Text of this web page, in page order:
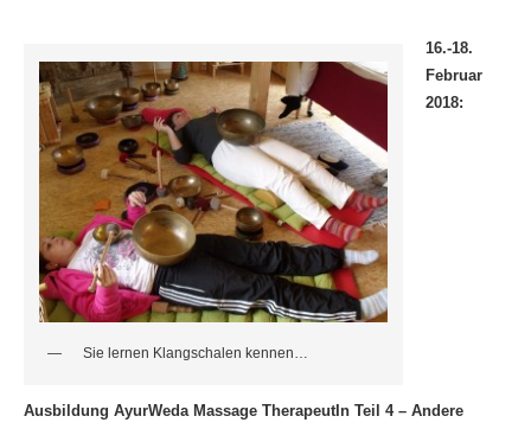
Sie lernen Klangschalen kennen…
16.-18.
Februar
2018:
Ausbildung AyurWeda Massage TherapeutIn Teil 4 – Andere